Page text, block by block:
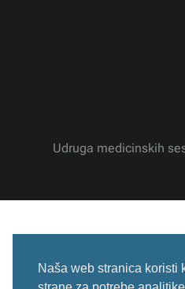
Naša web stranica koristi
Udruga medicinskih